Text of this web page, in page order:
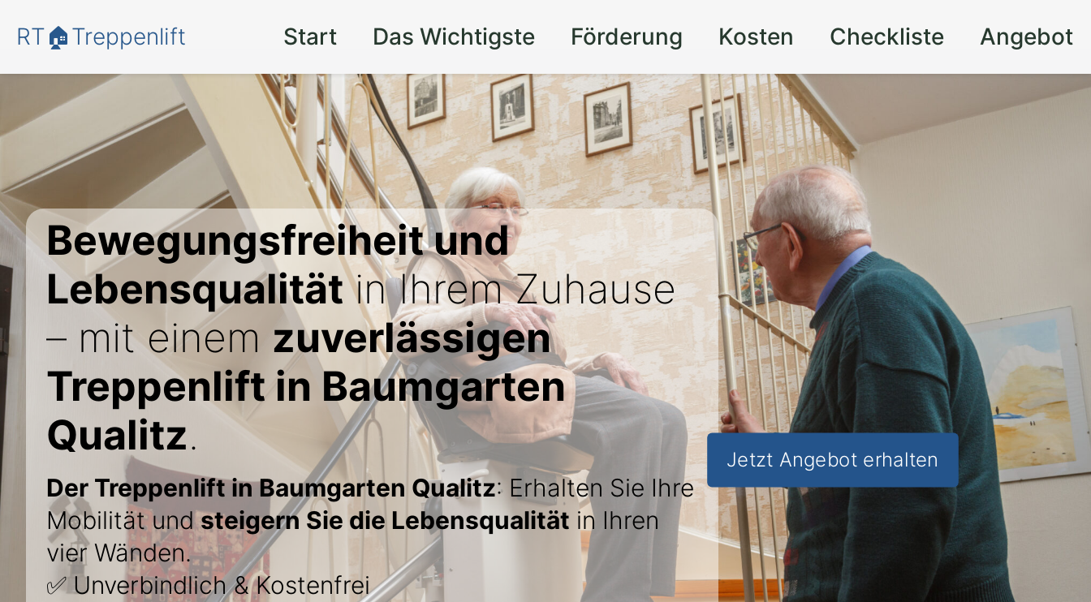
RT🏠Treppenlift Start Das Wichtigste Förderung Kosten Checkliste Angebot
Bewegungsfreiheit und
Lebensqualitätin Ihrem Zuhause
– mit einem zuverlässigen
Treppenlift in Baumgarten
Qualitz.
Der Treppenlift in Baumgarten Qualitz: Erhalten Sie Ihre
Mobilität undsteigern Sie die Lebensqualität in Ihren
vier Wänden.
✅ Unverbindlich & Kostenfrei
Jetzt Angebot erhalten